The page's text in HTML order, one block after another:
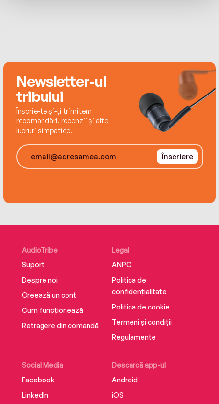
leadership și le pune în lumina reflectoarelor.
Newsletter-ul
tribului
Înscrie-te și-ți trimitem
recomandări, recenzii și alte
lucruri simpatice.
Înscriere
AudioTribe
Suport
Despre noi
Creează un cont
Cum funcționează
Retragere din comandă
Social Media
Facebook
LinkedIn
Descarcă app-ul
Android
iOS
Legal
ANPC
Politica de
confidențialitate
Politica de cookie
Termeni și condiții
Regulamente